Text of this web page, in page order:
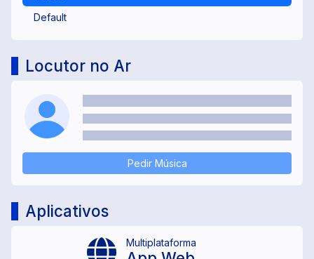
Default
Locutor no Ar
Pedir Música
Aplicativos
Multiplataforma